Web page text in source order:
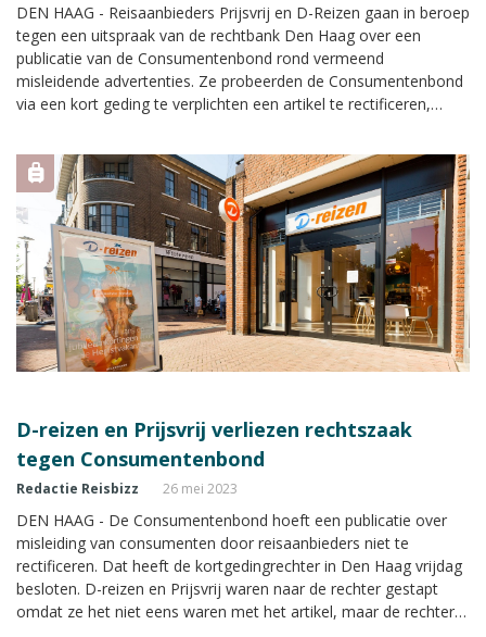
DEN HAAG - Reisaanbieders Prijsvrij en D-Reizen gaan in beroep
tegen een uitspraak van de rechtbank Den Haag over een
publicatie van de Consumentenbond rond vermeend
misleidende advertenties. Ze probeerden de Consumentenbond
via een kort geding te verplichten een artikel te rectificeren,
dezelfde eigenaar vallen, denken dat het vonnis van vorige week
voldoende aanknopingspunten biedt om toch een aanpassing af
te dwingen.
D-reizen en Prijsvrij verliezen rechtszaak
tegen Consumentenbond
Redactie Reisbizz 26 mei 2023
DEN HAAG - De Consumentenbond hoeft een publicatie over
misleiding van consumenten door reisaanbieders niet te
rectificeren. Dat heeft de kortgedingrechter in Den Haag vrijdag
besloten. D-reizen en Prijsvrij waren naar de rechter gestapt
omdat ze het niet eens waren met het artikel, maar de rechter